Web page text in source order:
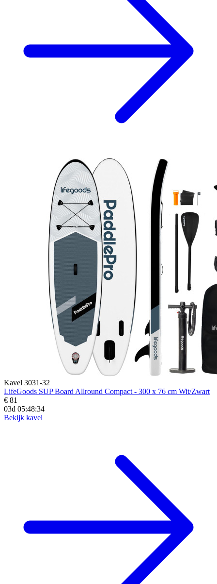
Kavel 3031-32
LifeGoods SUP Board Allround Compact - 300 x 76 cm Wit/Zwart
€ 81
03d 05:48:33
Bekijk kavel